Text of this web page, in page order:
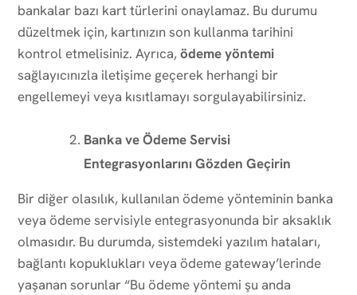
bankalar bazı kart türlerini onaylamaz. Bu durumu
düzeltmek için, kartınızın son kullanma tarihini
kontrol etmelisiniz. Ayrıca,ödeme yöntemi
sağlayıcınızla iletişime geçerek herhangi bir
engellemeyi veya kısıtlamayı sorgulayabilirsiniz.
Banka ve Ödeme Servisi
Entegrasyonlarını Gözden Geçirin
Bir diğer olasılık, kullanılan ödeme yönteminin banka
veya ödeme servisiyle entegrasyonunda bir aksaklık
olmasıdır. Bu durumda, sistemdeki yazılım hataları,
bağlantı kopuklukları veya ödeme gateway’lerinde
yaşanan sorunlar “Bu ödeme yöntemi şu anda